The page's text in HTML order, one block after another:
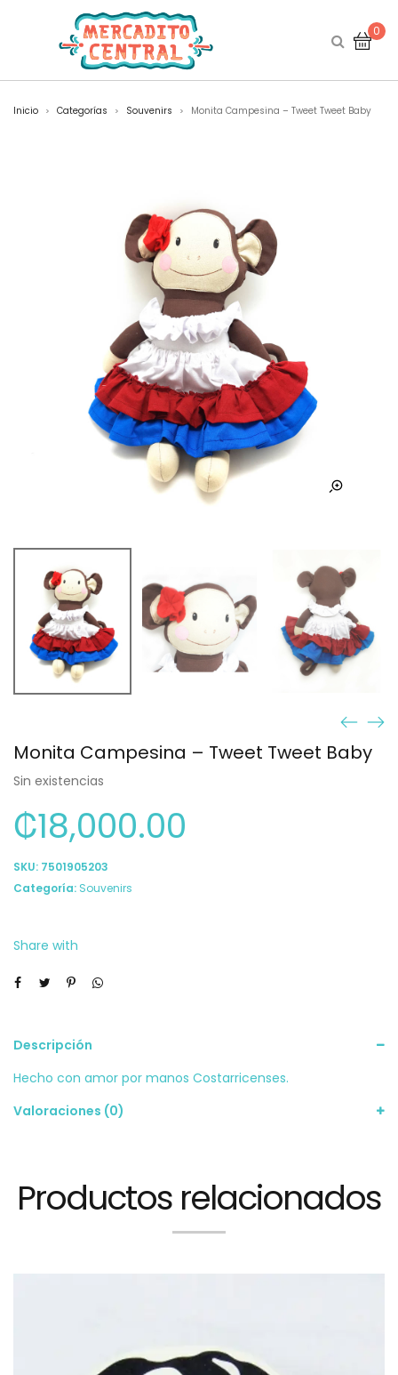
0
Inicio > Categorías > Souvenirs > Monita Campesina – Tweet Tweet Baby
Monita Campesina – Tweet Tweet Baby
Sin existencias
₡18,000.00
SKU: 7501905203
Categoría: Souvenirs
Share with
Descripción
Hecho con amor por manos Costarricenses.
Valoraciones (0)
Productos relacionados